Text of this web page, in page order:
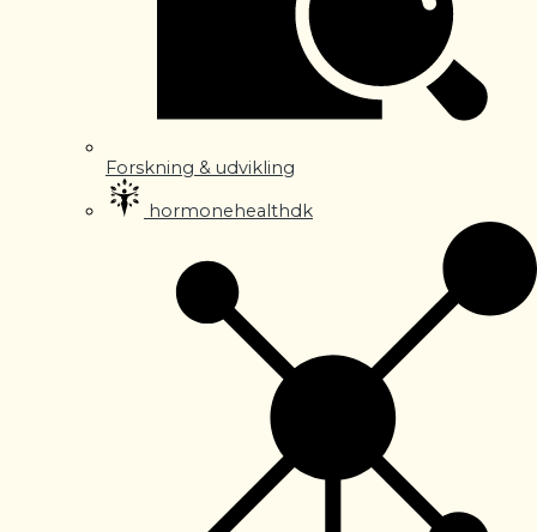
Forskning & udvikling
hormonehealthdk